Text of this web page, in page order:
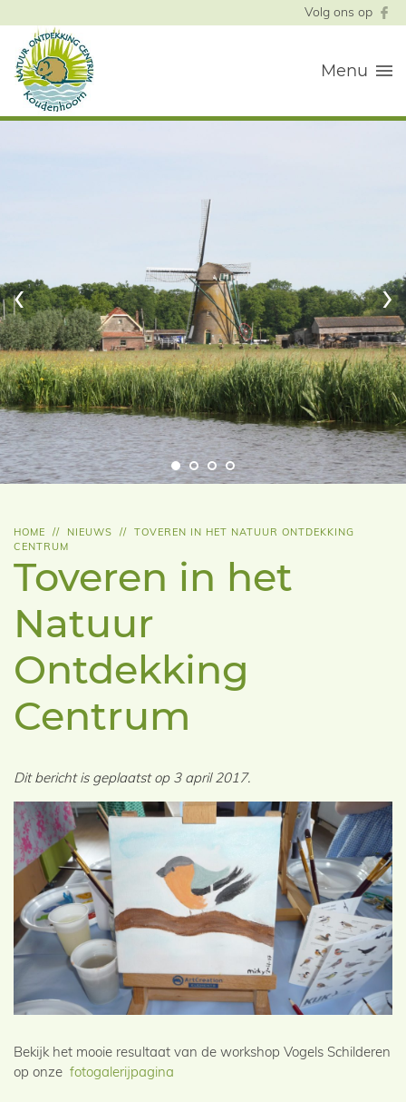
Volg ons op
Menu
‹ ›
HOME // NIEUWS // TOVEREN IN HET NATUUR ONTDEKKING
CENTRUM
Toveren in het
Natuur
Ontdekking
Centrum
Dit bericht is geplaatst op 3 april 2017.
Bekijk het mooie resultaat van de workshop Vogels Schilderen
op onze fotogalerijpagina